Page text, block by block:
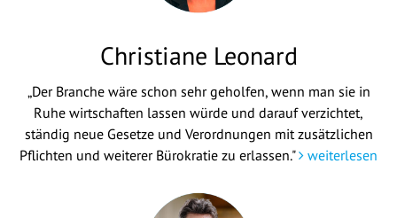
Christiane Leonard
„Der Branche wäre schon sehr geholfen, wenn man sie in
Ruhe wirtschaften lassen würde und darauf verzichtet,
ständig neue Gesetze und Verordnungen mit zusätzlichen
Pflichten und weiterer Bürokratie zu erlassen."
weiterlesen